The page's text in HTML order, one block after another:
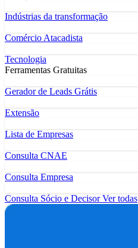
Indústrias da transformação
Comércio Atacadista
Tecnologia
Ferramentas Gratuitas
Gerador de Leads Grátis
Extensão
Lista de Empresas
Consulta CNAE
Consulta Empresa
Consulta Sócio e DecisorVer todas